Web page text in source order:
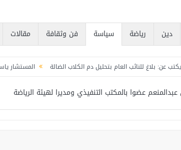
دين رياضة سياسة فن وثقافة مقالات
العام بتحليل دم الكلاب الضالة المستشار ياسين
والرياضةعضوا بالمكتب التنفيذي ومديرا لهيئة الرياضة